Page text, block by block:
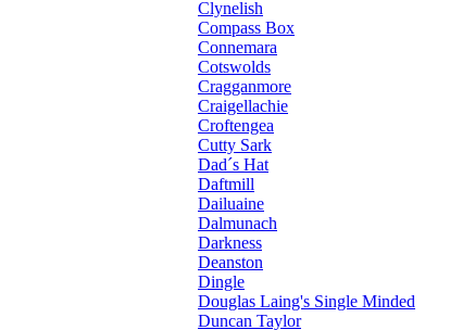
Clynelish
Compass Box
Connemara
Cotswolds
Cragganmore
Craigellachie
Croftengea
Cutty Sark
Dad´s Hat
Daftmill
Dailuaine
Dalmunach
Darkness
Deanston
Dingle
Douglas Laing's Single Minded
Duncan Taylor